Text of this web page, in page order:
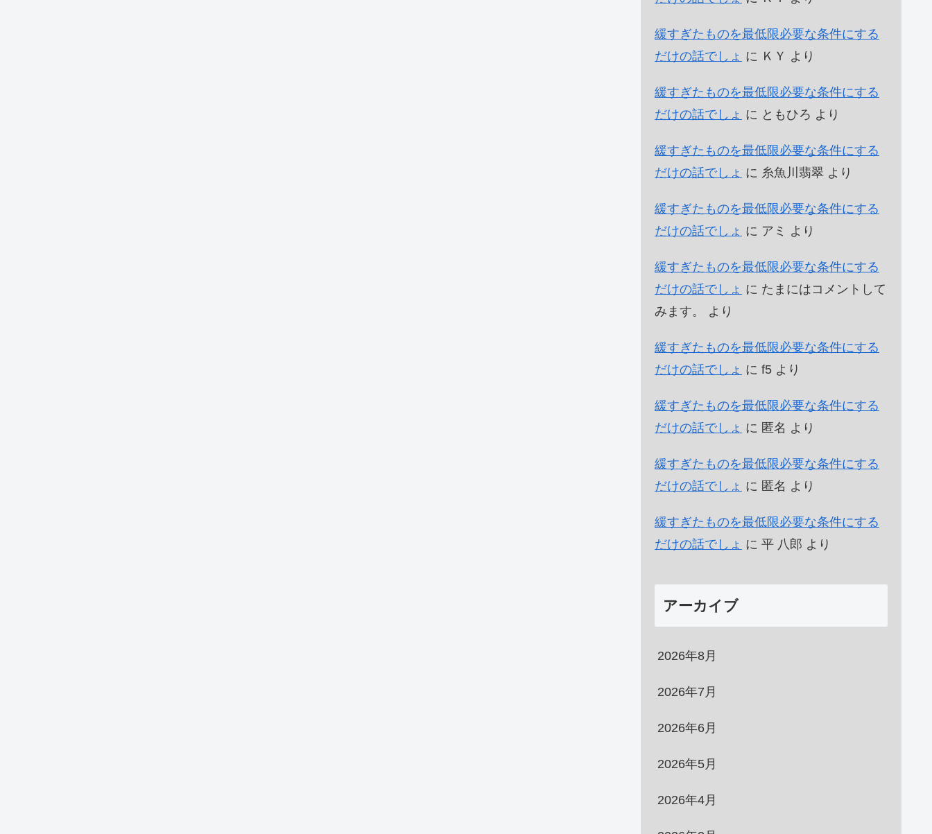
緩すぎたものを最低限必要な条件にする
だけの話でしょ に ＫＹ より
緩すぎたものを最低限必要な条件にする
だけの話でしょ に ともひろ より
緩すぎたものを最低限必要な条件にする
だけの話でしょ に 糸魚川翡翠 より
緩すぎたものを最低限必要な条件にする
だけの話でしょ に アミ より
緩すぎたものを最低限必要な条件にする
だけの話でしょ に たまにはコメントして
みます。
より
緩すぎたものを最低限必要な条件にする
だけの話でしょ に f5 より
緩すぎたものを最低限必要な条件にする
だけの話でしょ に 匿名 より
緩すぎたものを最低限必要な条件にする
だけの話でしょ に 匿名 より
緩すぎたものを最低限必要な条件にする
だけの話でしょ に 平 八郎 より
アーカイブ
2026年8月
2026年7月
2026年6月
2026年5月
2026年4月